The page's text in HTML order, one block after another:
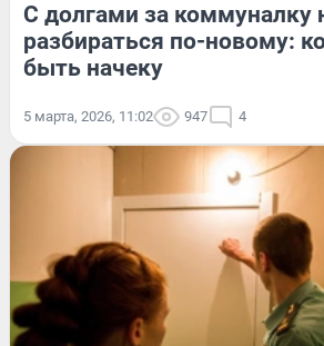
С долгами за коммуналку
разбираться по-новому:
быть начеку
5 марта, 2026, 11:02 947 4